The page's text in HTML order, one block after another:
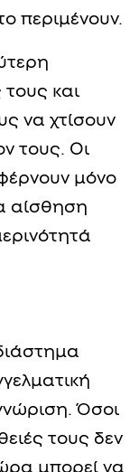
περιμένουν.
τους και
να χτίσουν
τους. Οι
φέρνουν μόνο
αίσθηση
Όσοι
τους δεν
μπορεί να